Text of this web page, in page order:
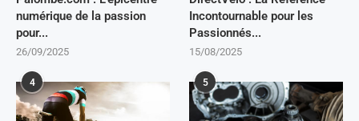
numérique de la passion
pour...
26/09/2025
Incontournable pour les
Passionnés...
15/08/2025
4 5